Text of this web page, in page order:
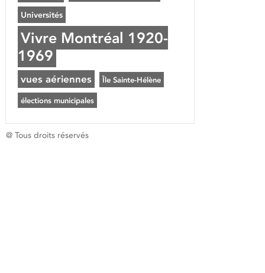
Universités
Vivre Montréal 1920-
1969
vues aériennes Île Sainte-Hélène
élections municipales
@ Tous droits réservés